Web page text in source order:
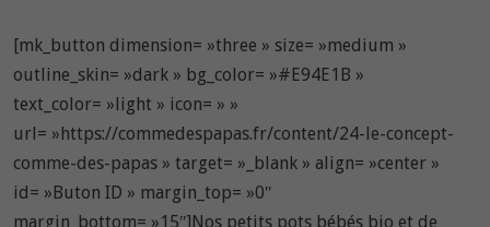
[mk_button dimension= »three » size= »medium »
outline_skin= »dark » bg_color= »#E94E1B »
text_color= »light » icon= » »
url= »https://commedespapas.fr/content/24-le-concept-
comme-des-papas » target= »_blank » align= »center »
id= »Buton ID » margin_top= »0″
margin_bottom= »15″]Nos petits pots bébés bio et de